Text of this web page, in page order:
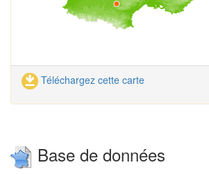
Téléchargez cette carte
Base de données